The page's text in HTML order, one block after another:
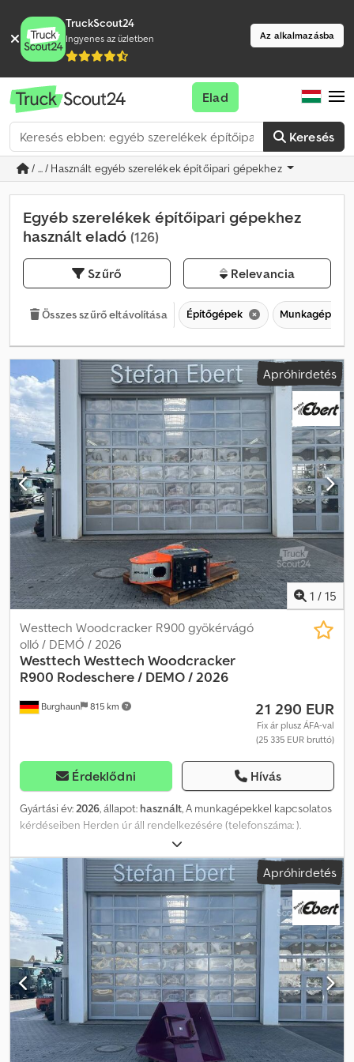
TruckScout24
Ingyenes az üzletben Az alkalmazásba
Keresés
Elad
/ ... / Használt egyéb szerelékek építőipari gépekhez
Egyéb szerelékek építőipari gépekhez
használt eladó (126)
Szűrő Relevancia
Összes szűrő eltávolítása Építőgépek
Apróhirdetés
1 / 15
Burghaun 815 km
Westtech Woodcracker R900 gyökérvágó
olló / DEMÓ / 2026
Westtech Westtech Woodcracker
R900 Rodeschere / DEMO / 2026
21 290 EUR
Fix ár plusz ÁFA-val
(25 335 EUR bruttó)
Érdeklődni Hívás
Gyártási év:2026, állapot: használt, A munkagépekkel kapcsolatos
kérdéseiben Herden úr áll rendelkezésére (telefonszáma: ).
Westtech Woodcracker R900 faaprító olló / Gyártási év: 2026 /
DEMO gép / raktáron, azonnal elérhető / Kiváló állapotban! Ár: 21
290,00 € nettó / 25 335,10 € bruttó - Olló nyitás: 955 mm - Vágóerő
(a működési nyomástól függően): akár 45 tonna - Saját tömeg:
1200 kg - Ajánlott folyadékáramlás: 100 - 190 l/perc - Ajánlott
működési nyomás: 240 - 280 bar - Hordozó jármű megengedett
teljes tömege: 25 tonna Opcionális: - MS10 adapterlemez (jelenleg
szerelve): 1990,00 € nettó Számos adapterlemezt (MS01 / MS03 /
MS08 / CW05 / CW10 / CW20 / OQ65 / OQ70/55 / stb.) tartunk
raktáron, és azonnal elérhetőek. Raktárunkban nagyon széles
választékot kínálunk a Westtech különböző termékeiből, amelyek
azonnal elérhetőek! Herden úr (telefonszáma: ) szívesen segít
Önnek. Kérésre szívesen készítünk Önnek finanszírozási ajánlatot
is. Mi a Westtech hivatalos értékesítési és szervizpartnere
Apróhirdetés